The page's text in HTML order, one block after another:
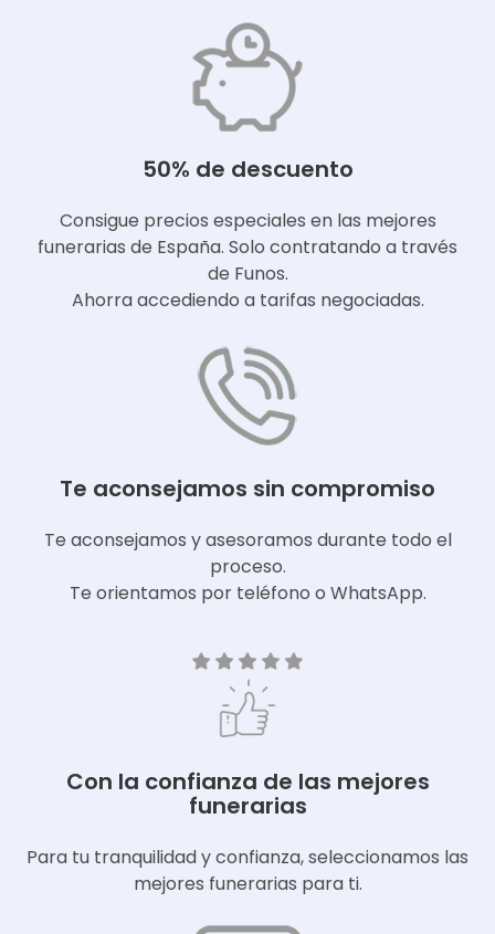
50% de descuento
Consigue precios especiales en las mejores
funerarias de España. Solo contratando a través
de Funos.
Ahorra accediendo a tarifas negociadas.
Te aconsejamos sin compromiso
Te aconsejamos y asesoramos durante todo el
proceso.
Te orientamos por teléfono o WhatsApp.
Con la confianza de las mejores
funerarias
Para tu tranquilidad y confianza, seleccionamos las
mejores funerarias para ti.